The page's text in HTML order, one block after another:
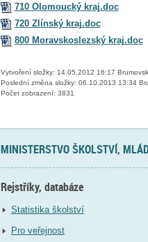
710 Olomoucký kraj.doc
720 Zlínský kraj.doc
800 Moravskoslezský kraj.doc
Vytvoření složky: 14.05.2012 16:17
Poslední změna složky: 06.10.2013 13:34
Počet zobrazení: 3831
MINISTERSTVO ŠKOLSTVÍ,
Rejstříky, databáze
Statistika školství
Pro veřejnost